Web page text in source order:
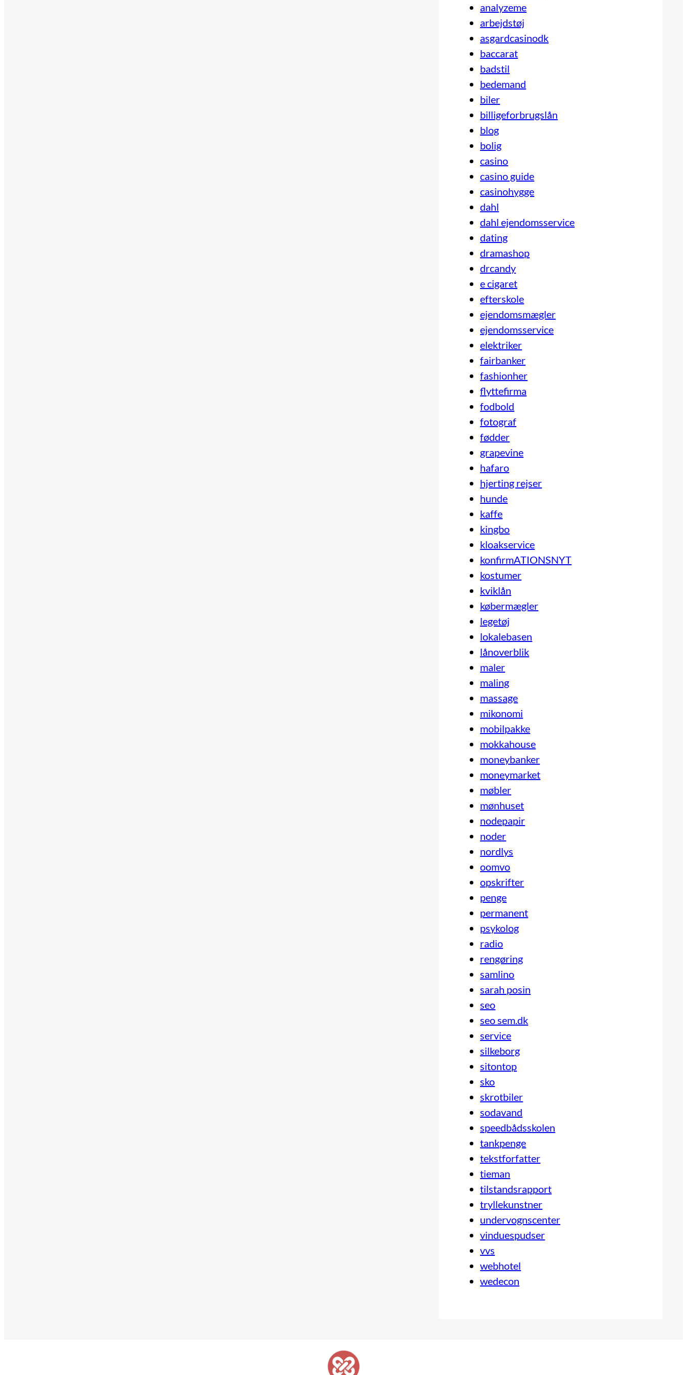
analyzeme
arbejdstøj
asgardcasinodk
baccarat
badstil
bedemand
biler
billigeforbrugslån
blog
bolig
casino
casino guide
casinohygge
dahl
dahl ejendomsservice
dating
dramashop
drcandy
e cigaret
efterskole
ejendomsmægler
ejendomsservice
elektriker
fairbanker
fashionher
flyttefirma
fodbold
fotograf
fødder
grapevine
hafaro
hjerting rejser
hunde
kaffe
kingbo
kloakservice
konfirmATIONSNYT
kostumer
kviklån
købermægler
legetøj
lokalebasen
lånoverblik
maler
maling
massage
mikonomi
mobilpakke
mokkahouse
moneybanker
moneymarket
møbler
mønhuset
nodepapir
noder
nordlys
oomvo
opskrifter
penge
permanent
psykolog
radio
rengøring
samlino
sarah posin
seo
seo sem.dk
service
silkeborg
sitontop
sko
skrotbiler
sodavand
speedbådsskolen
tankpenge
tekstforfatter
tieman
tilstandsrapport
tryllekunstner
undervognscenter
vinduespudser
vvs
webhotel
wedecon